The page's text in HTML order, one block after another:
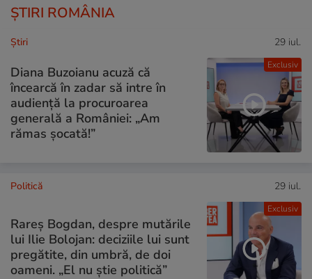
ȘTIRI ROMÂNIA
Exclusiv
Ştiri 29 iul.
Diana Buzoianu acuză că
încearcă în zadar să intre în
audiență la procuroarea
generală a României: „Am
rămas șocată!”
Exclusiv
Politică 29 iul.
Rareș Bogdan, despre mutările
lui Ilie Bolojan: deciziile lui sunt
pregătite, din umbră, de doi
oameni. „El nu știe politică”